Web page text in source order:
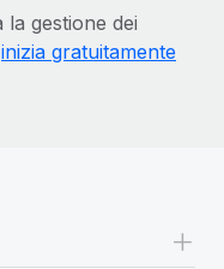
gestione dei
inizia gratuitamente
+